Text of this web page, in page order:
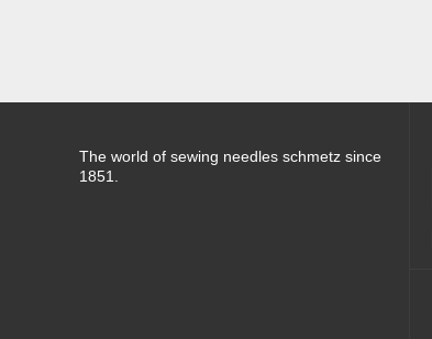
The world of sewing needles schmetz since
1851.